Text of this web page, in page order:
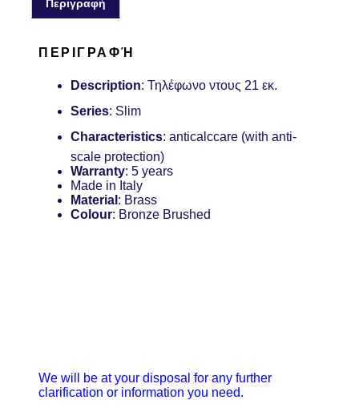
Περιγραφή
ΠΕΡΙΓΡΑΦΉ
Description: Τηλέφωνο ντους 21 εκ.
Series: Slim
Characteristics: anticalccare (with anti-
scale protection)
Warranty: 5 years
Made in Italy
Material : Brass
Colour: Bronze Brushed
We will be at your disposal for any further
clarification or information you need.